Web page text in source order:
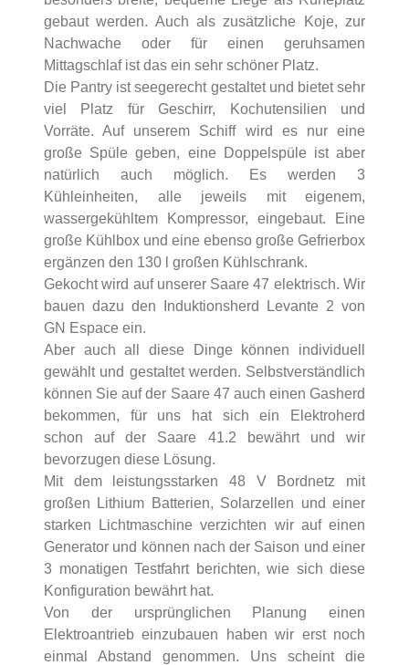
gebaut werden. Auch als zusätzliche Koje, zur
Nachwache oder für einen geruhsamen
Mittagschlaf ist das ein sehr schöner Platz.
Die Pantry ist seegerecht gestaltet und bietet sehr
viel Platz für Geschirr, Kochutensilien und
Vorräte. Auf unserem Schiff wird es nur eine
große Spüle geben, eine Doppelspüle ist aber
natürlich auch möglich. Es werden 3
Kühleinheiten, alle jeweils mit eigenem,
wassergekühltem Kompressor, eingebaut. Eine
große Kühlbox und eine ebenso große Gefrierbox
ergänzen den 130 l großen Kühlschrank.
Gekocht wird auf unserer Saare 47 elektrisch. Wir
bauen dazu den Induktionsherd Levante 2 von
GN Espace ein.
Aber auch all diese Dinge können individuell
gewählt und gestaltet werden. Selbstverständlich
können Sie auf der Saare 47 auch einen Gasherd
bekommen, für uns hat sich ein Elektroherd
schon auf der Saare 41.2 bewährt und wir
bevorzugen diese Lösung.
Mit dem leistungsstarken 48 V Bordnetz mit
großen Lithium Batterien, Solarzellen und einer
starken Lichtmaschine verzichten wir auf einen
Generator und können nach der Saison und einer
3 monatigen Testfahrt berichten, wie sich diese
Konfiguration bewährt hat.
Von der ursprünglichen Planung einen
Elektroantrieb einzubauen haben wir erst noch
einmal Abstand genommen. Uns scheint die